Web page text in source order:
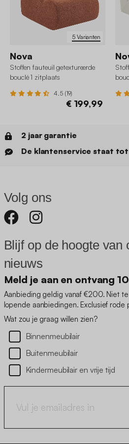
5 Varianten
Nova
Stoffen fauteuil getextureerde
bouclé 1 zitplaats
4.5 (19)
€ 199,99
2 jaar garantie
De klantenservice staat
Volg ons
Blijf op de hoogte van
nieuws
Meld je aan en ontvang
Aanbieding geldig vanaf €200. Niet
lopende aanbiedingen. Exclusief rode
Wat zou je graag willen zien?
Binnenmeubilair
Buitenmeubilair
Kindermeubilair en vrije tijd